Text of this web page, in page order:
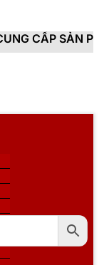
CHÍNH